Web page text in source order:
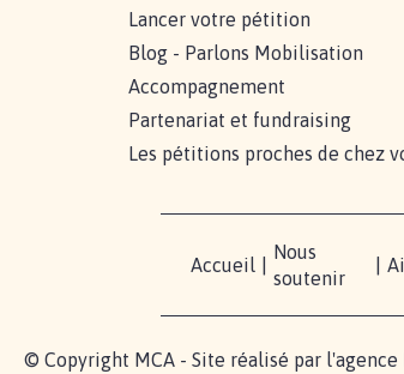
Lancer votre pétition
Blog - Parlons Mobilisation
Accompagnement
Partenariat et fundraising
Les pétitions proches de chez
Accueil
Nous
soutenir
© Copyright MCA - Site réalisé par l'agence